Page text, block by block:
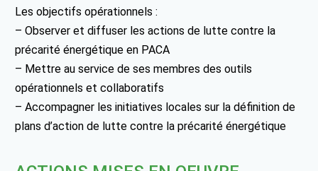
Les objectifs opérationnels :
– Observer et diffuser les actions de lutte contre la
précarité énergétique en PACA
– Mettre au service de ses membres des outils
opérationnels et collaboratifs
– Accompagner les initiatives locales sur la définition de
plans d’action de lutte contre la précarité énergétique